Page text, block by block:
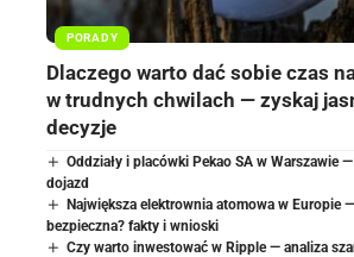
PORADY
Dlaczego warto dać sobie czas
w trudnych chwilach — zyskaj
decyzje
Oddziały i placówki Pekao SA w Warszawie
dojazd
Największa elektrownia atomowa w Europie
bezpieczna? fakty i wnioski
Czy warto inwestować w Ripple — analiza